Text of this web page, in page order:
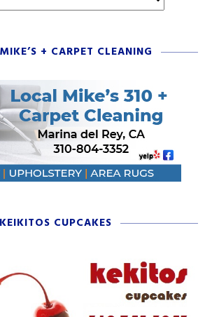
+ CARPET CLEANING
KEIKITOS CUPCAKES